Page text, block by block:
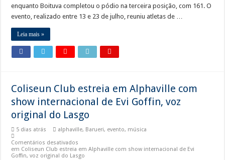
enquanto Boituva completou o pódio na terceira posição, com 161. O
evento, realizado entre 13 e 23 de julho, reuniu atletas de …
Leia mais »
Coliseun Club estreia em Alphaville com
show internacional de Evi Goffin, voz
original do Lasgo
5 dias atrás alphaville, Barueri, evento, música
Comentários desativados
em Coliseun Club estreia em Alphaville com show internacional de Evi
Goffin, voz original do Lasgo